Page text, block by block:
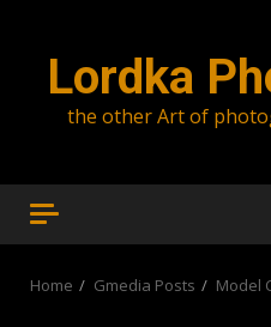
Lordka
the other Art of
Home Gmedia Posts Model